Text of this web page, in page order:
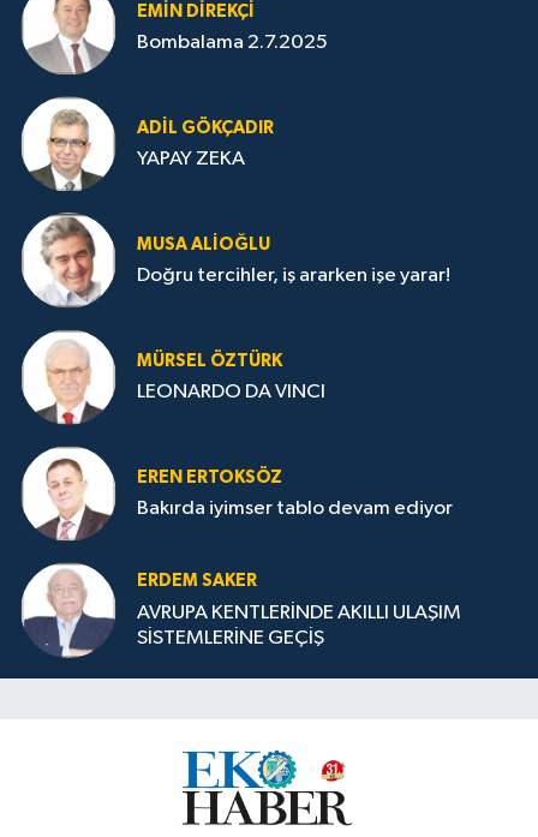
EMIN DIREKÇI
Bombalama 2.7.2025
ADIL GÖKÇADIR
YAPAY ZEKA
MUSA ALIOĞLU
Doğru tercihler, iş ararken işe yarar!
MÜRSEL ÖZTÜRK
LEONARDO DA VINCI
EREN ERTOKSÖZ
Bakırda iyimser tablo devam ediyor
ERDEM SAKER
AVRUPA KENTLERİNDE AKILLI ULAŞIM
SİSTEMLERİNE GEÇİŞ